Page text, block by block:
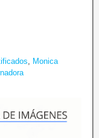
, Monica